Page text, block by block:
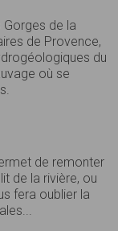
Gorges de la
de Provence,
du
où se
de remonter
de la rivière, ou
fera oublier la